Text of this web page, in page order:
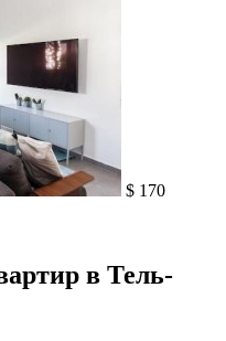
$ 170
в Тель-